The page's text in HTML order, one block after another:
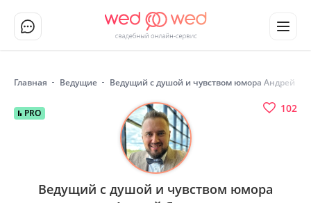
Главная Ведущие Ведущий с душой и чувством юмора Андрей
PRO 102
Ведущий с душой и чувством юмора